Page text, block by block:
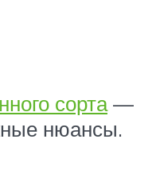
сорта—
нюансы.